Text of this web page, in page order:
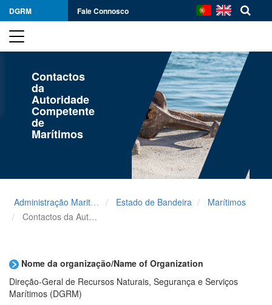
DGRM Fale Connosco
Contactos
da
Autoridade
Competente
de
Marítimos
Administração Maritima Estado de Bandeira
Marítimos
Contactos da Autoridade Competente para Maritimos
Nome da organização/Name of Organization
Direção-Geral de Recursos Naturais, Segurança e Serviços
Marítimos (DGRM)